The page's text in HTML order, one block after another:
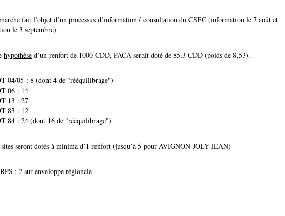
fait l’objet d’un processus d’information / consultation du CSEC (information le 7 août et
le 3 septembre).
hypothèse d’un renfort de 1000 CDD, PACA serait doté de 85,3 CDD (poids de 8,53).
04/05 : 8 (dont 4 de "rééquilibrage")
06 : 14
13 : 27
83 : 12
84 : 24 (dont 16 de "rééquilibrage")
seront dotés à minima d’1 renfort (jusqu’à 5 pour AVIGNON JOLY JEAN)
: 2 sur enveloppe régionale